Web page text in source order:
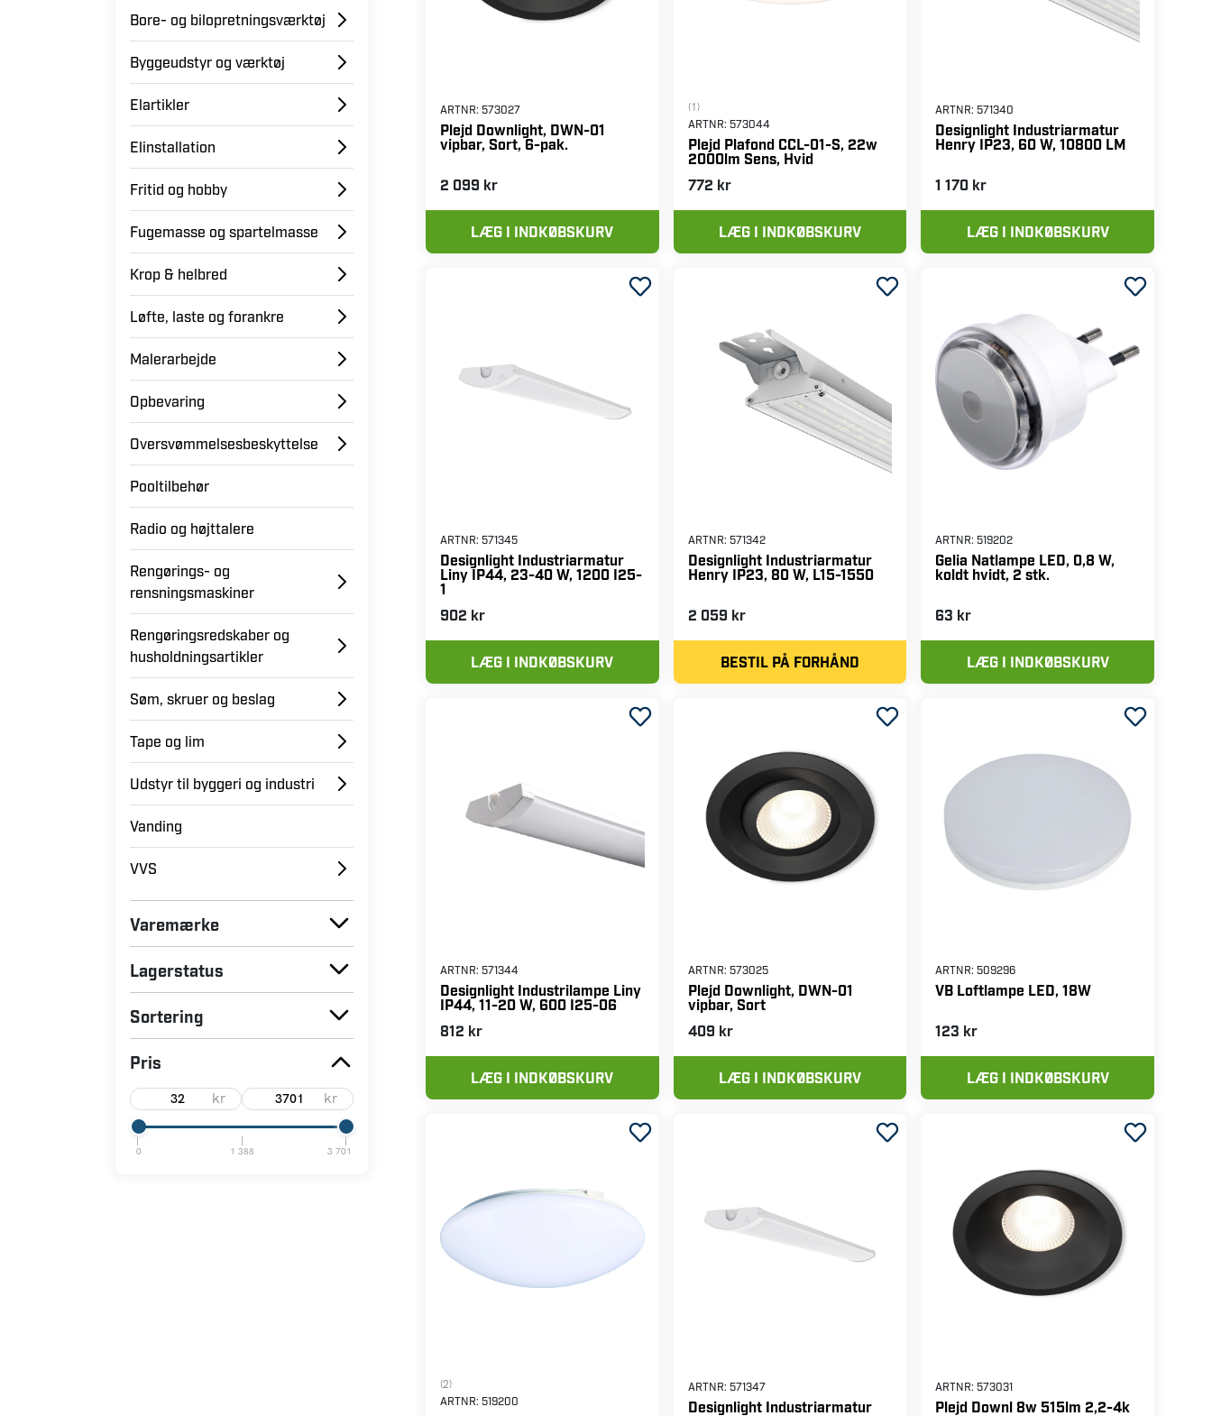
Bore- og bilopretningsværktøj
Byggeudstyr og værktøj
Elartikler
Elinstallation
Fritid og hobby
Fugemasse og spartelmasse
Krop & helbred
Løfte, laste og forankre
Malerarbejde
Opbevaring
Oversvømmelsesbeskyttelse
Pooltilbehør
Radio og højttalere
Rengørings- og
rensningsmaskiner
Rengøringsredskaber og
husholdningsartikler
Søm, skruer og beslag
Tape og lim
Udstyr til byggeri og industri
Vanding
VVS
Varemærke
Lagerstatus
Sortering
Pris
kr kr
0 1 388 3 701
ARTNR: 573027
Plejd Downlight, DWN-01
vipbar, Sort, 6-pak.
2 099 kr
LÆG I INDKØBSKURV
(1)
ARTNR: 573044
Plejd Plafond CCL-01-S, 22w
2000lm Sens, Hvid
772 kr
LÆG I INDKØBSKURV
ARTNR:571340
Designlight Industriarmatur
Henry IP23, 60 W, 10800 LM
1 170 kr
LÆG I INDKØBSKURV
ARTNR: 571345
Designlight Industriarmatur
Liny IP44, 23-40 W, 1200 I25-
1
902 kr
LÆG I INDKØBSKURV
ARTNR: 571342
Designlight Industriarmatur
Henry IP23, 80 W, L15-1550
2 059 kr
BESTIL PÅ FORHÅND
ARTNR:519202
Gelia Natlampe LED, 0,8 W,
koldt hvidt, 2 stk.
63 kr
LÆG I INDKØBSKURV
ARTNR: 571344
Designlight Industrilampe Liny
IP44, 11-20 W, 600 I25-06
812 kr
LÆG I INDKØBSKURV
ARTNR: 573025
Plejd Downlight, DWN-01
vipbar, Sort
409 kr
LÆG I INDKØBSKURV
ARTNR:509296
VB Loftlampe LED, 18W
123 kr
LÆG I INDKØBSKURV
(2)
ARTNR: 519200
ARTNR: 571347
Designlight Industriarmatur
ARTNR:573031
Plejd Downl 8w 515lm 2,2-4k